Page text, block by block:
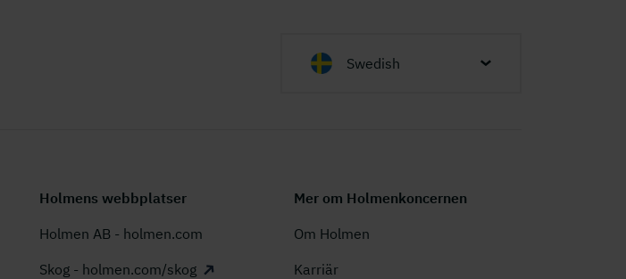
Swedish
Holmens webbplatser
Holmen AB - holmen.com
Skog - holmen.com/skog
Mer om Holmenkoncernen
Om Holmen
Karriär